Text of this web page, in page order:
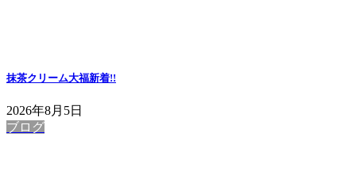
抹茶クリーム大福新着!!
2026年8月5日
ブログ